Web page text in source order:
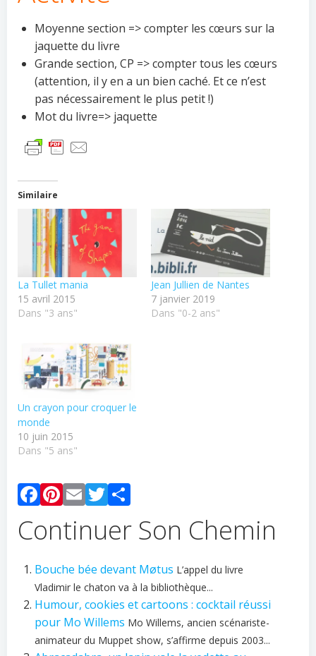
Moyenne section => compter les cœurs sur la
jaquette du livre
Grande section, CP => compter tous les cœurs
(attention, il y en a un bien caché. Et ce n’est
pas nécessairement le plus petit !)
Mot du livre=> jaquette
Similaire
La Tullet mania
15 avril 2015
Dans "3 ans"
Jean Jullien de Nantes
7 janvier 2019
Dans "0-2 ans"
Un crayon pour croquer le
monde
10 juin 2015
Dans "5 ans"
Facebook
Pinterest
EmailTwitter
Continuer Son Chemin
Bouche bée devant Møtus L’appel du livre
Vladimir le chaton va à la bibliothèque...
Humour, cookies et cartoons : cocktail réussi
pour Mo Willems Mo Willems, ancien scénariste-
animateur du Muppet show, s’affirme depuis 2003...